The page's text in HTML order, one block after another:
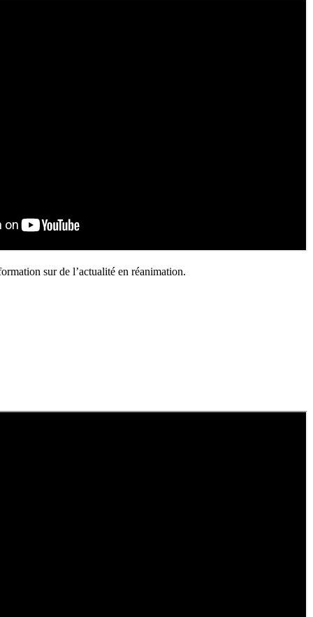
sur de l’actualité en réanimation.